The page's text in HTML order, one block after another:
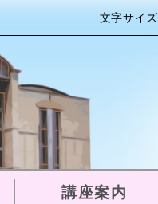
文字サイズ
講座案内